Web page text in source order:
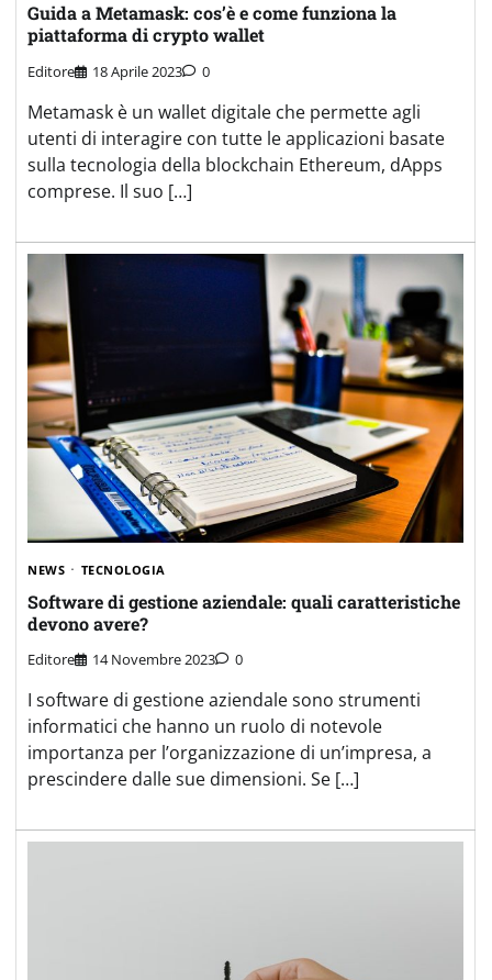
Guida a Metamask: cos’è e come funziona la
piattaforma di crypto wallet
Editore 18 Aprile 2023 0
Metamask è un wallet digitale che permette agli
utenti di interagire con tutte le applicazioni basate
sulla tecnologia della blockchain Ethereum, dApps
comprese. Il suo […]
NEWS TECNOLOGIA
Software di gestione aziendale: quali caratteristiche
devono avere?
Editore 14 Novembre 2023 0
I software di gestione aziendale sono strumenti
informatici che hanno un ruolo di notevole
importanza per l’organizzazione di un’impresa, a
prescindere dalle sue dimensioni. Se […]